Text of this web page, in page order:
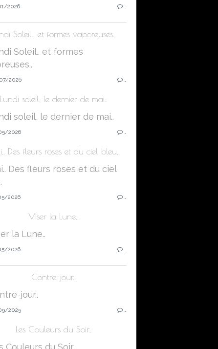
2026
Soleil.. et formes vaporeuses..
2026
Lundi soleil, le dernier de mai..
2026
Des fleurs roses et du ciel bleu..
2026
Viser la Lune..
2026
Contre-jour..
2025
Les Couleurs du Soir..